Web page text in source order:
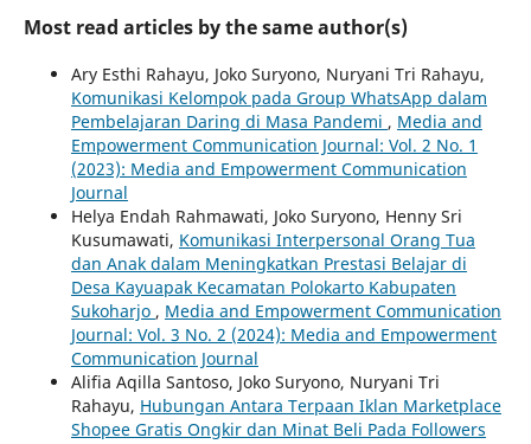
Most read articles by the same author(s)
Ary Esthi Rahayu, Joko Suryono, Nuryani Tri Rahayu,
Komunikasi Kelompok pada Group WhatsApp dalam
Pembelajaran Daring di Masa Pandemi , Media and
Empowerment Communication Journal: Vol. 2 No. 1
(2023): Media and Empowerment Communication
Journal
Helya Endah Rahmawati, Joko Suryono, Henny Sri
Kusumawati, Komunikasi Interpersonal Orang Tua
dan Anak dalam Meningkatkan Prestasi Belajar di
Desa Kayuapak Kecamatan Polokarto Kabupaten
Sukoharjo , Media and Empowerment Communication
Journal: Vol. 3 No. 2 (2024): Media and Empowerment
Communication Journal
Alifia Aqilla Santoso, Joko Suryono, Nuryani Tri
Rahayu, Hubungan Antara Terpaan Iklan Marketplace
Shopee Gratis Ongkir dan Minat Beli Pada Followers